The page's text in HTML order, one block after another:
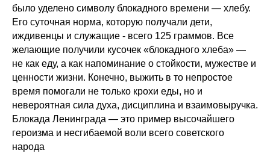
было уделено символу блокадного времени — хлебу.
Его суточная норма, которую получали дети,
иждивенцы и служащие - всего 125 граммов. Все
желающие получили кусочек «блокадного хлеба» —
не как еду, а как напоминание о стойкости, мужестве и
ценности жизни. Конечно, выжить в то непростое
время помогали не только крохи еды, но и
невероятная сила духа, дисциплина и взаимовыручка.
Блокада Ленинграда — это пример высочайшего
героизма и несгибаемой воли всего советского
народа